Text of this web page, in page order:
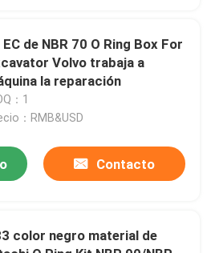
EC de NBR 70 O Ring Box For
Volvo trabaja a
la reparación
：1
：RMB&USD
Contacto
color negro material de